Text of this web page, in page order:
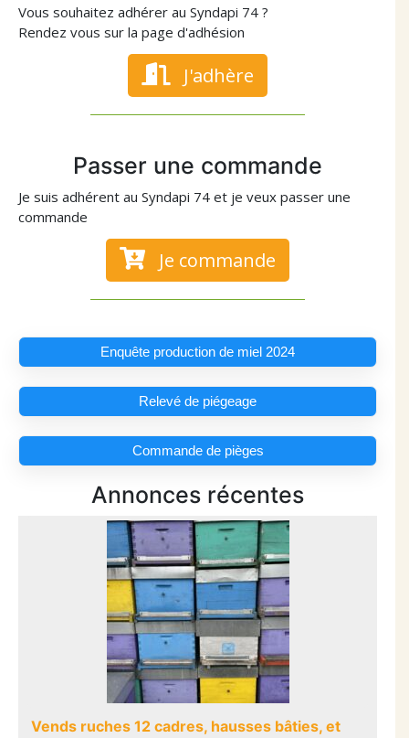
Vous souhaitez adhérer au Syndapi 74 ?
Rendez vous sur la page d'adhésion
J'adhère
Passer une commande
Je suis adhérent au Syndapi 74 et je veux passer une
commande
Je commande
Enquête production de miel 2024
Relevé de piégeage
Commande de pièges
Annonces récentes
Vends ruches 12 cadres, hausses bâties, et